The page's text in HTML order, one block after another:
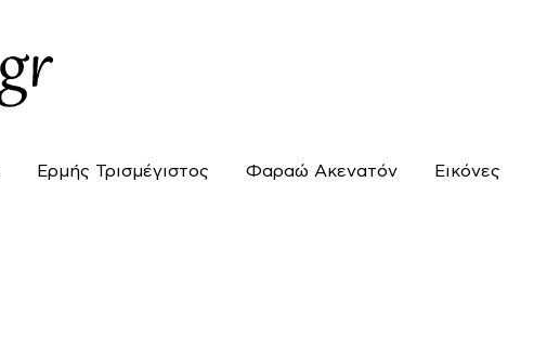
Ερμής Τρισμέγιστος Φαραώ Ακενατόν Εικόνες